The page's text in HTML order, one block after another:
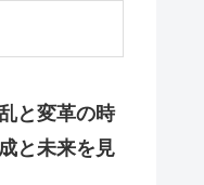
と変革の時
と未来を見